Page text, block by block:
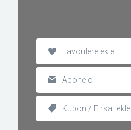
Favorilere ekle
Abone ol
Kupon / Fırsat ekle